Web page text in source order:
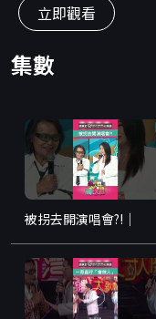
立即觀看
集數
被拐去開演唱會?!｜